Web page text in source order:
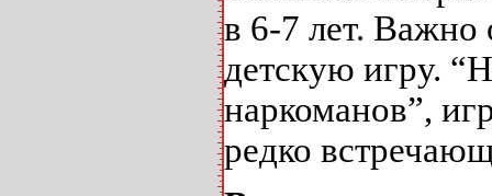
в 6-7 лет. Важно
детскую игру.
наркоманов”,
редко